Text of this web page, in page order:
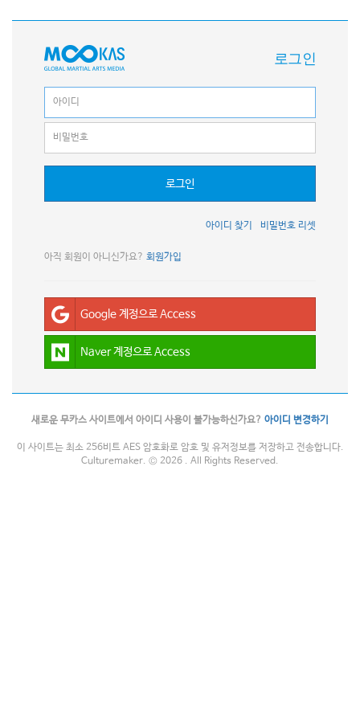
로그인
로그인
비밀번호 리셋
아이디 찾기
아직 회원이 아니신가요? 회원가입
Google 계정으로 Access
Naver 계정으로 Access
새로운 무카스 사이트에서 아이디 사용이 불가능하신가요? 아이디 변경하기
이 사이트는 최소 256비트 AES 암호화로 암호 및 유저정보를 저장하고 전송합니다.
Culturemaker. © 2026 . All Rights Reserved.